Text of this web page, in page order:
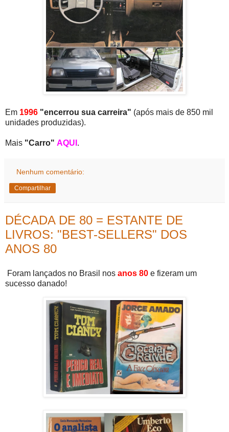
Em 1996 "encerrou sua carreira" (após mais de 850 mil
unidades produzidas).
Mais "Carro" AQUI .
Nenhum comentário:
Compartilhar
DÉCADA DE 80 = ESTANTE DE
LIVROS: "BEST-SELLERS" DOS
ANOS 80
Foram lançados no Brasil nos anos 80 e fizeram um
sucesso danado!